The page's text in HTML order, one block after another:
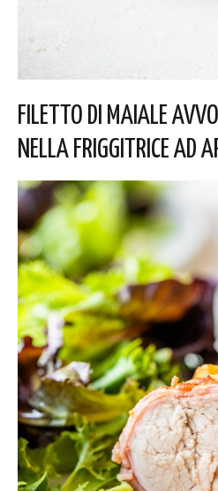
FILETTO DI MAIALE
NELLA FRIGGITRICE AD